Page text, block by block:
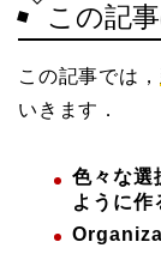
この記
この記事では，
いきます．
色々な選
ように作